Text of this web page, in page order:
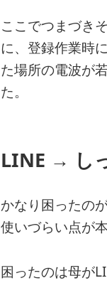
ここでつまづき
に、登録作業時
た場所の電波が
た。
LINE → し
かなり困ったの
使いづらい点が
困ったのは母が